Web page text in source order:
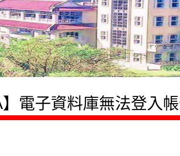
電子資料庫無法登入